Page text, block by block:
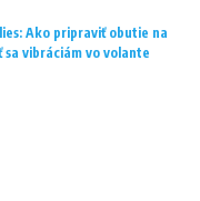
Ako pripraviť obutie na
sa vibráciám vo volante